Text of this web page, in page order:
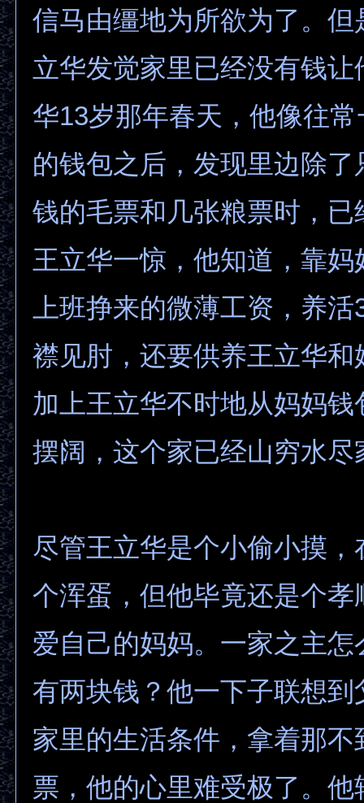
信马由缰地为所欲为了。但
立华发觉家里已经没有钱让
华13岁那年春天，他像往
的钱包之后，发现里边除了
钱的毛票和几张粮票时，已
王立华一惊，他知道，靠妈
上班挣来的微薄工资，养
襟见肘，还要供养王立华和
加上王立华不时地从妈妈钱
摆阔，这个家已经山穷水尽
尽管王立华是个小偷小摸，
个浑蛋，但他毕竟还是个孝
爱自己的妈妈。一家之主怎
有两块钱？他一下子联想到
家里的生活条件，拿着那不
票，他的心里难受极了。他